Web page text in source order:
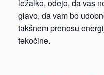
ležalko, odejo, da vas
glavo, da vam bo
takšnem prenosu
tekočine.